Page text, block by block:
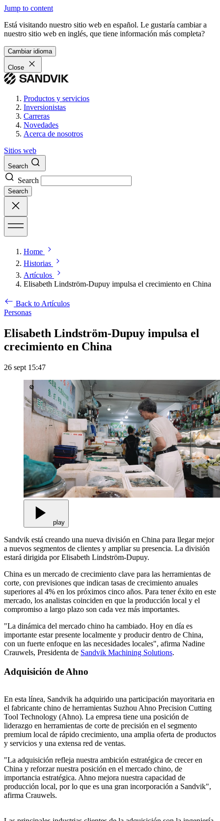
Jump to content
Está visitando nuestro sitio web en español. Le gustaría cambiar a
nuestro sitio web en inglés, que tiene información más completa?
Cambiar idioma
Close
Productos y servicios
Inversionistas
Carreras
Novedades
Acerca de nosotros
Sitios web
Search
Search
Search
Home
Historias
Artículos
Elisabeth Lindström-Dupuy impulsa el crecimiento en China
Back to Artículos
Personas
Elisabeth Lindström-Dupuy impulsa el
crecimiento en China
26 sept 15:47
play
Sandvik está creando una nueva división en China para llegar mejor
a nuevos segmentos de clientes y ampliar su presencia. La división
estará dirigida por Elisabeth Lindström-Dupuy.
China es un mercado de crecimiento clave para las herramientas de
corte, con previsiones que indican tasas de crecimiento anuales
superiores al 4% en los próximos cinco años. Para tener éxito en este
mercado, los analistas coinciden en que la producción local y el
compromiso a largo plazo son cada vez más importantes.
"La dinámica del mercado chino ha cambiado. Hoy en día es
importante estar presente localmente y producir dentro de China,
con un fuerte enfoque en las necesidades locales", afirma Nadine
Crauwels, Presidenta de Sandvik Machining Solutions.
Adquisición de Ahno
En esta línea, Sandvik ha adquirido una participación mayoritaria en
el fabricante chino de herramientas Suzhou Ahno Precision Cutting
Tool Technology (Ahno). La empresa tiene una posición de
liderazgo en herramientas de corte de precisión en el segmento
premium local de rápido crecimiento, una amplia oferta de productos
y servicios y una extensa red de ventas.
"La adquisición refleja nuestra ambición estratégica de crecer en
China y reforzar nuestra posición en el mercado chino, de
importancia estratégica. Ahno mejora nuestra capacidad de
producción local, por lo que es una gran incorporación a Sandvik",
afirma Crauwels.